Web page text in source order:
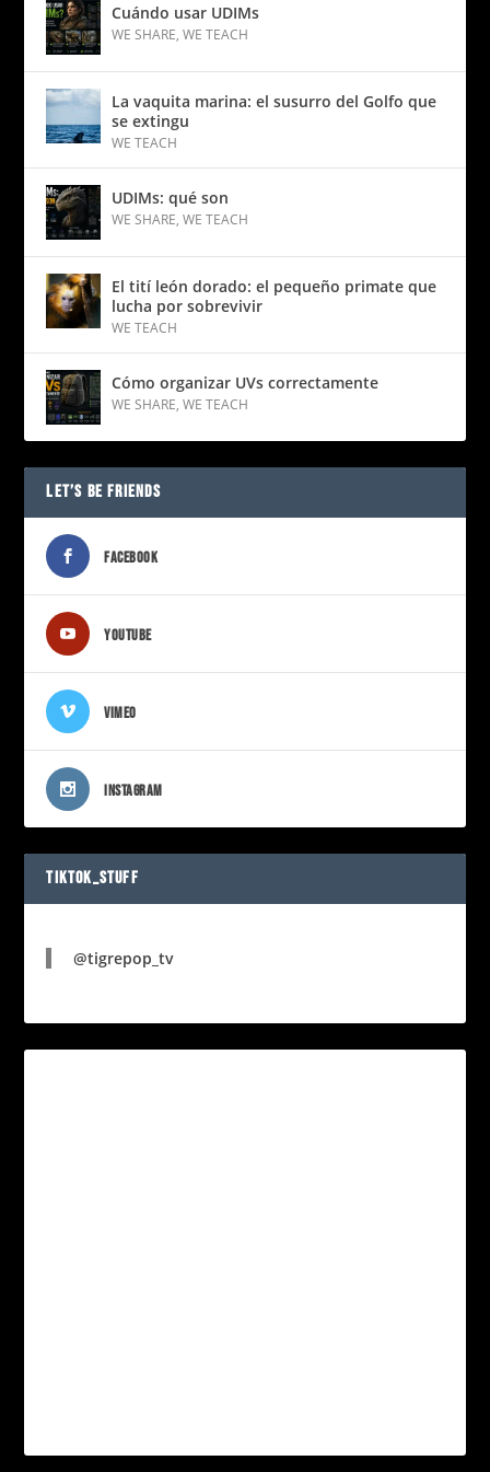
Cuándo usar UDIMs
WE SHARE,WE TEACH
La vaquita marina: el susurro del Golfo que
se extingu
WE TEACH
UDIMs: qué son
WE SHARE,WE TEACH
El tití león dorado: el pequeño primate que
lucha por sobrevivir
WE TEACH
Cómo organizar UVs correctamente
WE SHARE,WE TEACH
LET’S BE FRIENDS
FACEBOOK
YOUTUBE
VIMEO
INSTAGRAM
TIKTOK_STUFF
@tigrepop_tv